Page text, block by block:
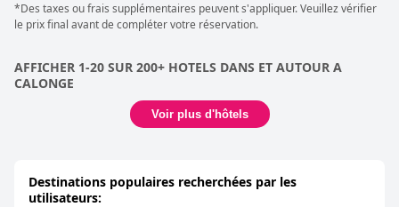
*Des taxes ou frais supplémentaires peuvent s'appliquer. Veuillez vérifier
le prix final avant de compléter votre réservation.
AFFICHER 1-20 SUR 200+ HOTELS DANS ET AUTOUR A
CALONGE
Voir plus d'hôtels
Destinations populaires recherchées par les
utilisateurs: